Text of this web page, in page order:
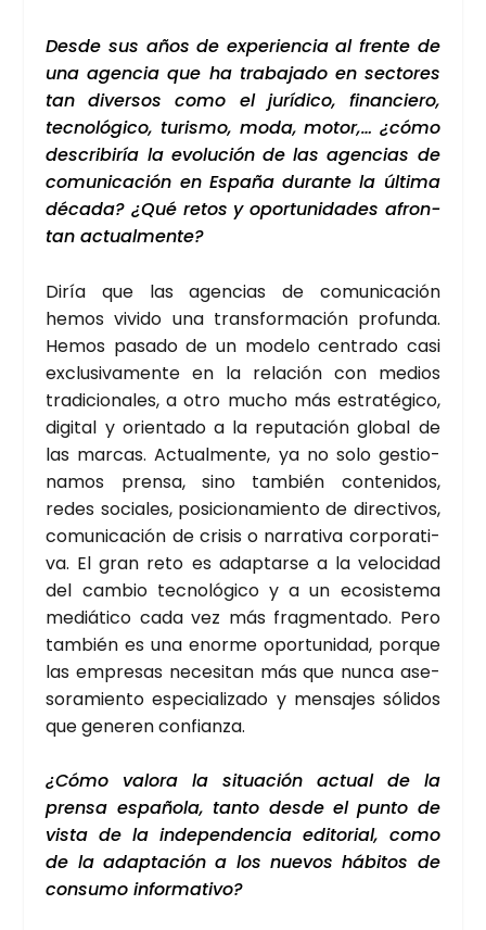
Des­de sus años de expe­rien­cia al fren­te de
una agen­cia que ha tra­ba­ja­do en sec­to­res
tan diver­sos como el jurí­di­co, finan­cie­ro,
tec­no­ló­gi­co, turis­mo, moda, motor,… ¿cómo
des­cri­bi­ría la evo­lu­ción de las agen­cias de
comu­ni­ca­ción en Espa­ña duran­te la últi­ma
déca­da? ¿Qué retos y opor­tu­ni­da­des afron­
tan actual­men­te?
Diría que las agen­cias de comu­ni­ca­ción
hemos vivi­do una trans­for­ma­ción pro­fun­da.
Hemos pasa­do de un mode­lo cen­tra­do casi
exclu­si­va­men­te en la rela­ción con medios
tra­di­cio­na­les, a otro mucho más estra­té­gi­co,
digi­tal y orien­ta­do a la repu­tación glo­bal de
las mar­cas. Actual­men­te, ya no solo ges­tio­
na­mos pren­sa, sino tam­bién con­te­ni­dos,
redes socia­les, posi­cio­na­mien­to de direc­ti­vos,
comu­ni­ca­ción de cri­sis o narra­ti­va cor­po­ra­ti­
va. El gran reto es adap­tar­se a la velo­ci­dad
del cam­bio tec­no­ló­gi­co y a un eco­sis­te­ma
mediá­ti­co cada vez más frag­men­ta­do. Pero
tam­bién es una enor­me opor­tu­ni­dad, por­que
las empre­sas nece­si­tan más que nun­ca ase­
so­ra­mien­to espe­cia­li­za­do y men­sa­jes sóli­dos
que gene­ren con­fian­za.
¿Cómo valo­ra la situa­ción actual de la
pren­sa espa­ño­la, tan­to des­de el pun­to de
vis­ta de la inde­pen­den­cia edi­to­rial, como
de la adap­ta­ción a los nue­vos hábi­tos de
con­su­mo infor­ma­ti­vo?